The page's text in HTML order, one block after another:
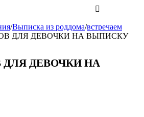
/Выписка из роддома/встречаем
ДЛЯ ДЕВОЧКИ НА ВЫПИСКУ
ДЕВОЧКИ НА